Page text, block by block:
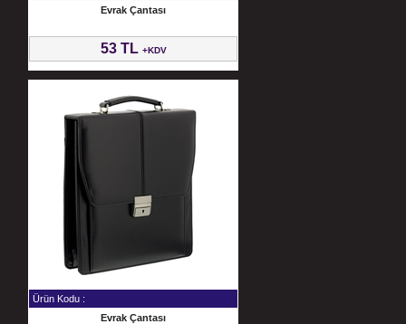
Evrak Çantası
53 TL +KDV
Ürün Kodu :
Evrak Çantası